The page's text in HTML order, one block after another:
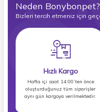
Neden Bonybonpet?
Bizleri tercih etmeniz için
Hızlı Kargo
Hafta içi saat 14:00’ten önce
oluşturduğunuz tüm siparişler
aynı gün kargoya verilmektedir.